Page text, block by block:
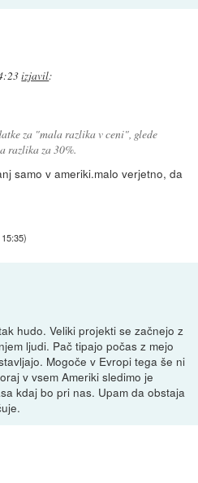
izjavil:
za "mala razlika v ceni", glede
razlika za 30%.
samo v ameriki.malo verjetno, da
)
hudo. Veliki projekti se začnejo z
ljudi. Pač tipajo počas z mejo
Mogoče v Evropi tega še ni
v vsem Ameriki sledimo je
kdaj bo pri nas. Upam da obstaja